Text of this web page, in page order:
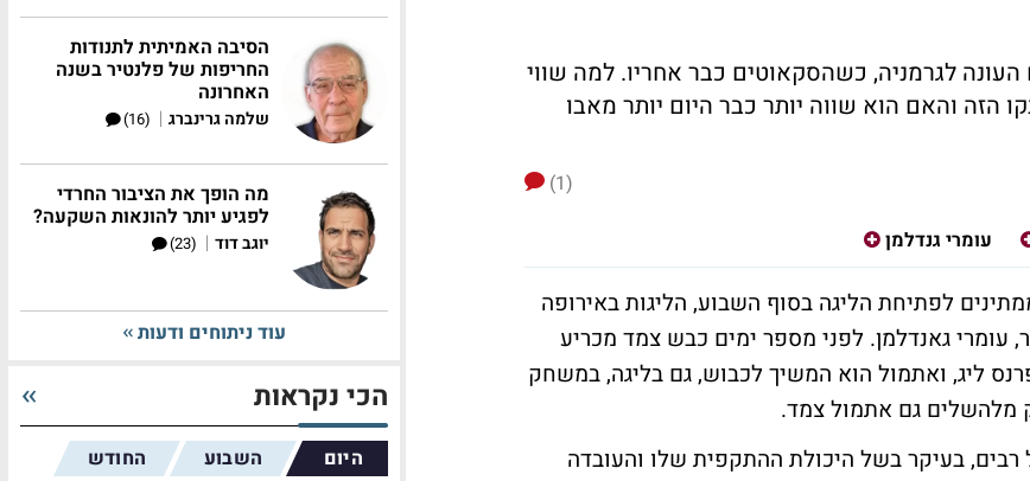
לגרמניה, כשהסקאוטים כבר אחריו. למה שווי
והאם הוא שווה יותר כבר היום יותר מאבו
(1)
עומרי גנדלמן
לפתיחת הליגה בסוף השבוע, הליגות באירופה
עומרי גאנדלמן. לפני מספר ימים כבש צמד מכריע
ליג, ואתמול הוא המשיך לכבוש, גם בליגה, במשחק
בעיקר בשל היכולת ההתקפית שלו והעובדה
הסיבה האמיתית לתנודות
החריפות של פלנטיר בשנה
האחרונה
שלמה גרינברג |
(16)
מה הופך את הציבור החרדי
לפגיע יותר להונאות השקעה?
יוגב דוד |
(23)
עוד ניתוחים ודעות
הכי נקראות
היום השבוע החודש